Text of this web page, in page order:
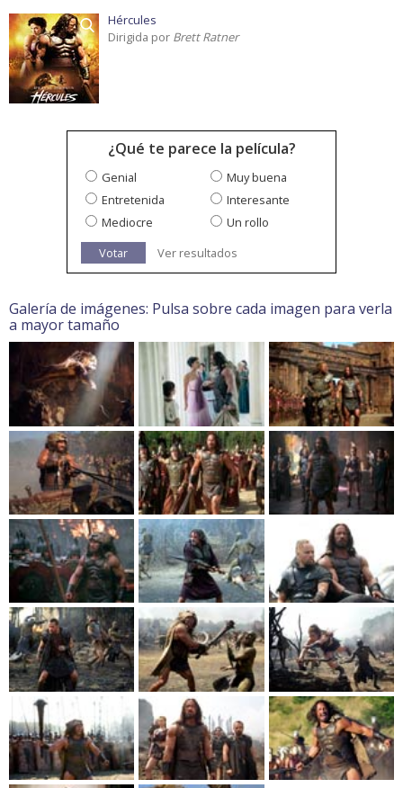
Hércules
Dirigida por Brett Ratner
¿Qué te parece la película?
Genial
Muy buena
Entretenida
Interesante
Mediocre
Un rollo
Votar
Ver resultados
Galería de imágenes: Pulsa sobre cada imagen para verla
a mayor tamaño